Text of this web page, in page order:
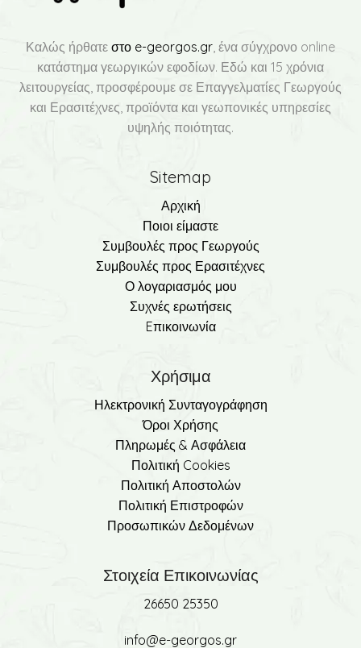
Καλώς ήρθατε στο e-georgos.gr , ένα σύγχρονο online
κατάστημα γεωργικών εφοδίων. Εδώ και 15 χρόνια
λειτουργείας, προσφέρουμε σε Επαγγελματίες Γεωργούς
και Ερασιτέχνες, προϊόντα και γεωπονικές υπηρεσίες
υψηλής ποιότητας.
Sitemap
Αρχική
Ποιοι είμαστε
Συμβουλές προς Γεωργούς
Συμβουλές προς Ερασιτέχνες
Ο λογαριασμός μου
Συχνές ερωτήσεις
Eπικοινωνία
Χρήσιμα
Ηλεκτρονική Συνταγογράφηση
Όροι Χρήσης
Πληρωμές & Ασφάλεια
Πολιτική Cookies
Πολιτική Αποστολών
Πολιτική Επιστροφών
Προσωπικών Δεδομένων
Στοιχεία Επικοινωνίας
26650 25350
info@e-georgos.gr